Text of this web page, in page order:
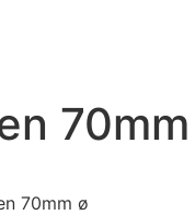
70mm
70mm ø